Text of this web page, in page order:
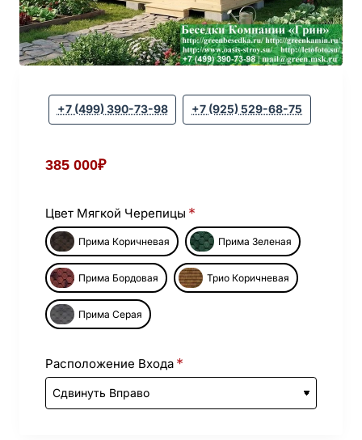
+7 (499) 390-73-98 +7 (925) 529-68-75
385 000₽
Цвет Мягкой Черепицы
Прима Коричневая Прима Зеленая
Прима Бордовая Трио Коричневая
Прима Серая
Расположение Входа